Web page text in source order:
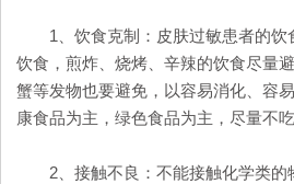
1、饮食克制：皮肤过敏患者的饮
饮食，煎炸、烧烤、辛辣的饮食尽量
蟹等发物也要避免，以容易消化、容
康食品为主，绿色食品为主，尽量不吃
2、接触不良：不能接触化学类的